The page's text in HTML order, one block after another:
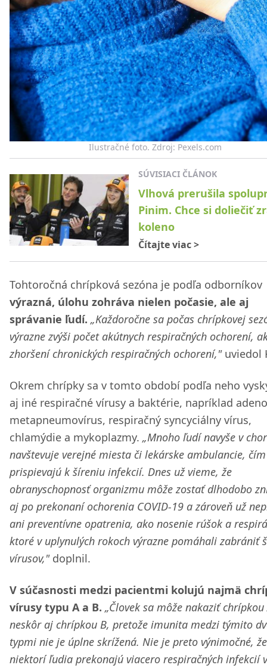
Ilustračné foto. Zdroj: Pexels.com
SÚVISIACI ČLÁNOK
Vlhová prerušila
Pinim. Chce si doliečiť
koleno
Čítajte viac>
Tohtoročná chrípková sezóna je podľa odborníkov
výrazná, úlohu zohráva nielen počasie, ale aj
správanie ľudí. „Každoročne sa počas chrípkovej
výrazne zvýši počet akútnych respiračných ochorení,
zhoršení chronických respiračných ochorení,"uviedol
Okrem chrípky sa v tomto období podľa neho
aj iné respiračné vírusy a baktérie, napríklad
metapneumovírus, respiračný syncyciálny vírus,
chlamýdie a mykoplazmy. „Mnoho ľudí navyše v
navštevuje verejné miesta či lekárske ambulancie, čím
prispievajú k šíreniu infekcií. Dnes už vieme, že
obranyschopnosť organizmu môže zostať dlhodobo
aj po prekonaní ochorenia COVID-19 a zároveň už
ani preventívne opatrenia, ako nosenie rúšok a
ktoré v uplynulých rokoch výrazne pomáhali zabrániť
vírusov,"doplnil.
V súčasnosti medzi pacientmi kolujú najmä
vírusy typu A a B. „Človek sa môže nakaziť chrípkou
neskôr aj chrípkou B, pretože imunita medzi týmito
typmi nie je úplne skrížená. Nie je preto výnimočné, že
niektorí ľudia prekonajú viacero respiračných infekcií